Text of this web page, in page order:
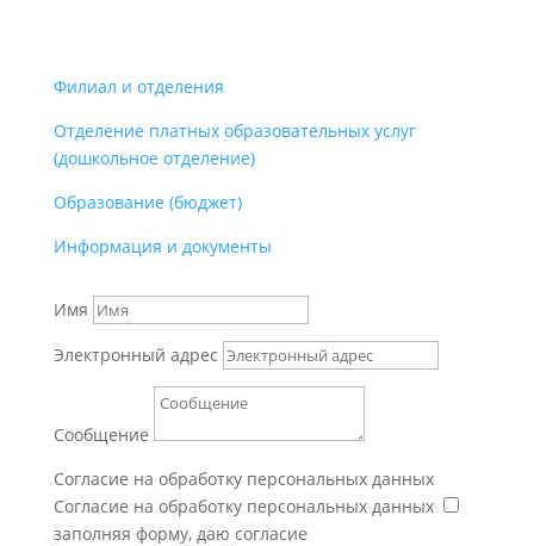
Филиал и отделения
Отделение платных образовательных услуг
(дошкольное отделение)
Образование (бюджет)
Информация и документы
Имя
Электронный адрес
Сообщение
Согласие на обработку персональных данных
Согласие на обработку персональных данных
заполняя форму, даю согласие